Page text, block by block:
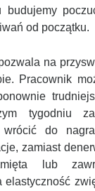
budujemy
od początku.
na
Pracownik
tygodniu
wrócić do
zamiast
lub
elastyczność